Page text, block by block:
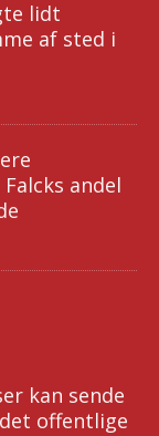
lidt
af sted i
andel
kan sende
offentlige